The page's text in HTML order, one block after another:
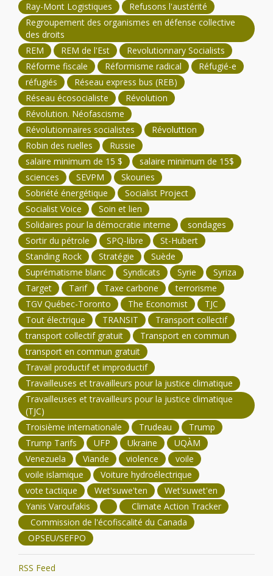
Ray-Mont Logistiques
Refusons l'austérité
Regroupement des organismes en défense collective
des droits
REM
REM de l'Est
Revolutionnary Socialists
Réforme fiscale
Réformisme radical
Réfugié-e
réfugiés
Réseau express bus (REB)
Réseau écosocialiste
Révolution
Révolution. Néofascisme
Révolutionnaires socialistes
Révoluttion
Robin des ruelles
Russie
salaire minimum de 15 $
salaire minimum de 15$
sciences
SEVPM
Skouries
Sobriété énergétique
Socialist Project
Socialist Voice
Soin et lien
Solidaires pour la démocratie interne
sondages
Sortir du pétrole
SPQ-libre
St-Hubert
Standing Rock
Stratégie
Suède
Suprématisme blanc
Syndicats Syrie
Syriza
Target
Tarif Taxe carbone
terrorisme
TGV Québec-Toronto
The Economist
TJC
Tout électrique
TRANSIT
Transport collectif
transport collectif gratuit
Transport en commun
transport en commun gratuit
Travail productif et improductif
Travailleuses et travailleurs pour la justice climatique
Travailleuses et travailleurs pour la justice climatique
(TJC)
Troisième internationale
Trudeau
Trump
Trump Tarifs
UFP Ukraine
UQÀM
Venezuela
Viande violence
voile
voile islamique
Voiture hydroélectrique
vote tactique
Wet'suwe'ten
Wet'suwet'en
Yanis Varoufakis
Climate Action Tracker
Commission de l'écofiscalité du Canada
OPSEU/SEFPO
RSS Feed